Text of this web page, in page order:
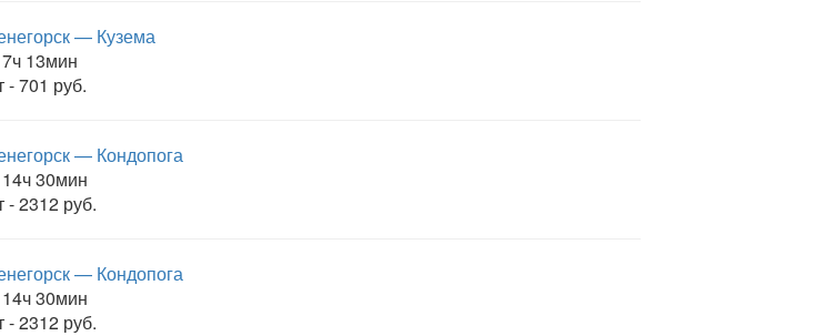
— Кузема
13мин
- 701 руб.
— Кондопога
30мин
- 2312 руб.
— Кондопога
30мин
- 2312 руб.